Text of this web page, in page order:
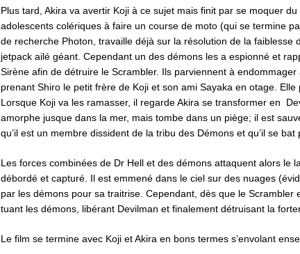
Plus tard, Akira va avertir Koji à ce sujet mais finit par se moquer
adolescents colériques à faire un course de moto (qui se termine
de recherche Photon, travaille déjà sur la résolution de la
jetpack ailé géant. Cependant un des démons les a espionné et
Sirène afin de détruire le Scrambler. Ils parviennent à
prenant Shiro le petit frère de Koji et son ami Sayaka en otage.
Lorsque Koji va les ramasser, il regarde Akira se transformer en
amorphe jusque dans la mer, mais tombe dans un piège; il est
qu’il est un membre dissident de la tribu des Démons et qu’il se bat
Les forces combinées de Dr Hell et des démons attaquent alors le
débordé et capturé. Il est emmené dans le ciel sur des nuages
par les démons pour sa traitrise. Cependant, dès que le Scrambler
tuant les démons, libérant Devilman et finalement détruisant la
Le film se termine avec Koji et Akira en bons termes s’envolant